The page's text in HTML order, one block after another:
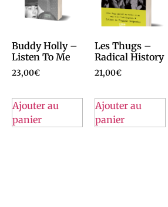
Buddy Holly –
Listen To Me
23,00€
Ajouter au
panier
Les Thugs –
Radical History
21,00€
Ajouter au
panier